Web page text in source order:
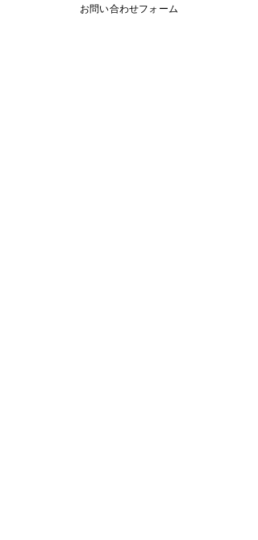
「こんなに高い点数を取らないと合格
お問い合わせフォーム